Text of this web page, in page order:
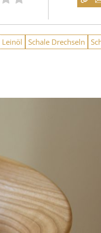
Leinöl Schale Drechseln